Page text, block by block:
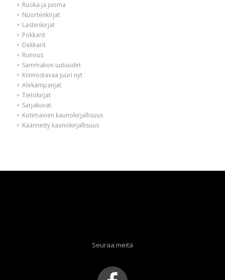
Ruoka ja juoma
Nuortenkirjat
Lastenkirjat
Pokkarit
Dekkarit
Runous
Sammakon uutuudet
Kiinnostavaa juuri nyt
Alekampanjat
Tietokirjat
Sarjakuvat
Kotimainen kaunokirjallisuus
Käännetty kaunokirjallisuus
Seuraa meitä